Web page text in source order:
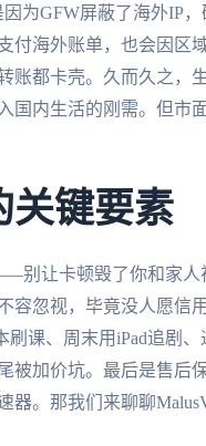
为GFW屏蔽了海外IP
海外账单，也会因区
账都卡壳。久而久之，
国内生活的刚需。但市
关键要素
别让卡顿毁了你和家人
容忽视，毕竟没人愿信
课、周末用iPad追剧
被加价坑。最后是售后
器。那我们来聊聊